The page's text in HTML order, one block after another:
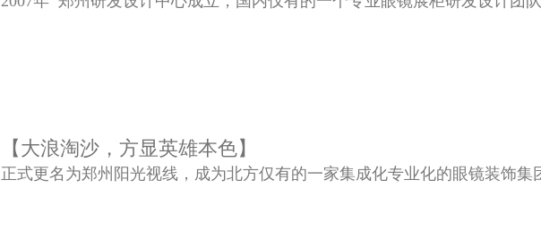
【大浪淘沙，方显英雄本色】
正式更名为郑州阳光视线，成为北方仅有的一家集成化专业化的眼镜装饰集